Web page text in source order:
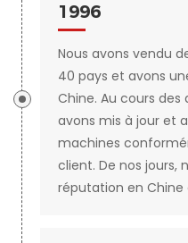
1996
Nous avons vendu
40 pays et avons
Chine. Au cours des
avons mis à jour et
machines
client. De nos jours,
réputation en